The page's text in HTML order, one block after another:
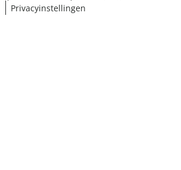
Privacyinstellingen